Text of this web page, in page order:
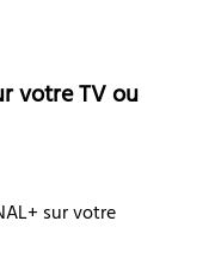
votre TV ou
sur votre